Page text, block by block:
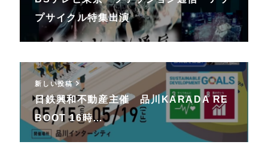
プサイクル特集出演
新しい投稿
日鉄興和不動産主催 品川KARADA RE
BOOT 16時…